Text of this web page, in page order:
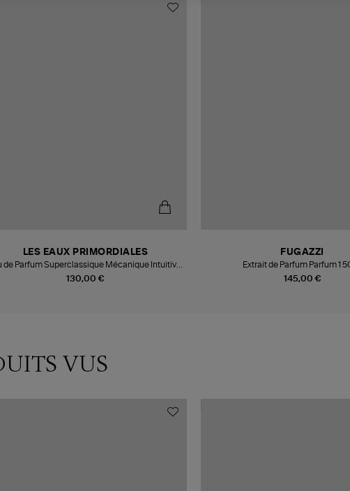
130,00 €
LES EAUX PRIMORDIALES
de Parfum Superclassique Mécanique Intuitive,
50ml
145,00 €
FUGAZZI
Extrait de Parfum Parfum 1
VUS